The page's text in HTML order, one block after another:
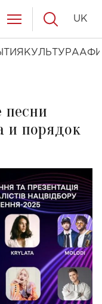
КУЛЬТУРА
UK
песни
и порядок